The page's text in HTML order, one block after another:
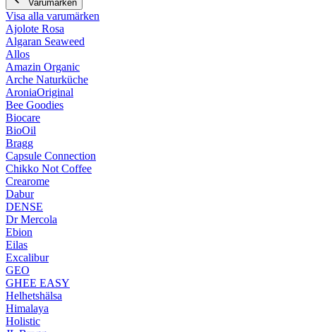
Varumärken
Visa alla varumärken
Ajolote Rosa
Algaran Seaweed
Allos
Amazin Organic
Arche Naturküche
AroniaOriginal
Bee Goodies
Biocare
BioOil
Bragg
Capsule Connection
Chikko Not Coffee
Crearome
Dabur
DENSE
Dr Mercola
Ebion
Eilas
Excalibur
GEO
GHEE EASY
Helhetshälsa
Himalaya
Holistic